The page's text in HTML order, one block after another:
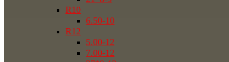
R10
6.50-10
R12
5.00-12
7.00-12